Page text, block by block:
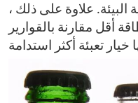
البيئة. علاوة على ذلك ،
أقل مقارنة بالقوارير